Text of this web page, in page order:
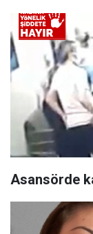
Asansörde